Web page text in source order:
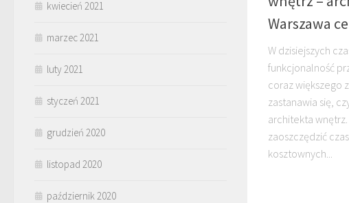
Warszawa
W dzisiejszych
funkcjonalność
coraz większego
zastanawia się,
architekta
zaoszczędzić
kosztownych...
kwiecień 2021
marzec 2021
luty 2021
styczeń 2021
grudzień 2020
listopad 2020
październik 2020